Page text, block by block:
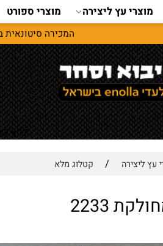
המכירה סיטונאית בלבד!
לחץ כאן
עץ ליצירה מוצרי ספורט
/ קטלוג מלא